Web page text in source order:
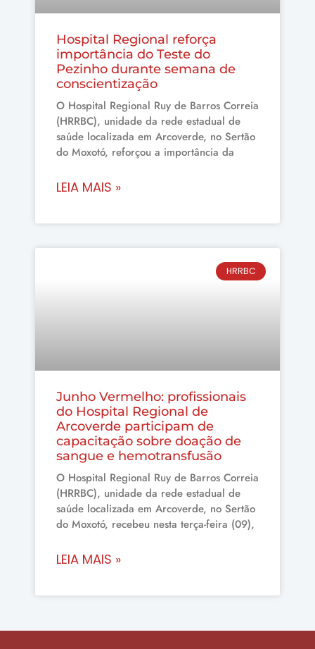
Hospital Regional reforça
importância do Teste do
Pezinho durante semana de
conscientização
O Hospital Regional Ruy de Barros Correia
(HRRBC), unidade da rede estadual de
saúde localizada em Arcoverde, no Sertão
do Moxotó, reforçou a importância da
LEIA MAIS »
HRRBC
Junho Vermelho: profissionais
do Hospital Regional de
Arcoverde participam de
capacitação sobre doação de
sangue e hemotransfusão
O Hospital Regional Ruy de Barros Correia
(HRRBC), unidade da rede estadual de
saúde localizada em Arcoverde, no Sertão
do Moxotó, recebeu nesta terça-feira (09),
LEIA MAIS »